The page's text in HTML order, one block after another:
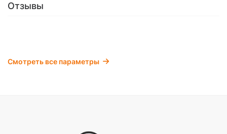
Отзывы
Смотреть все параметры